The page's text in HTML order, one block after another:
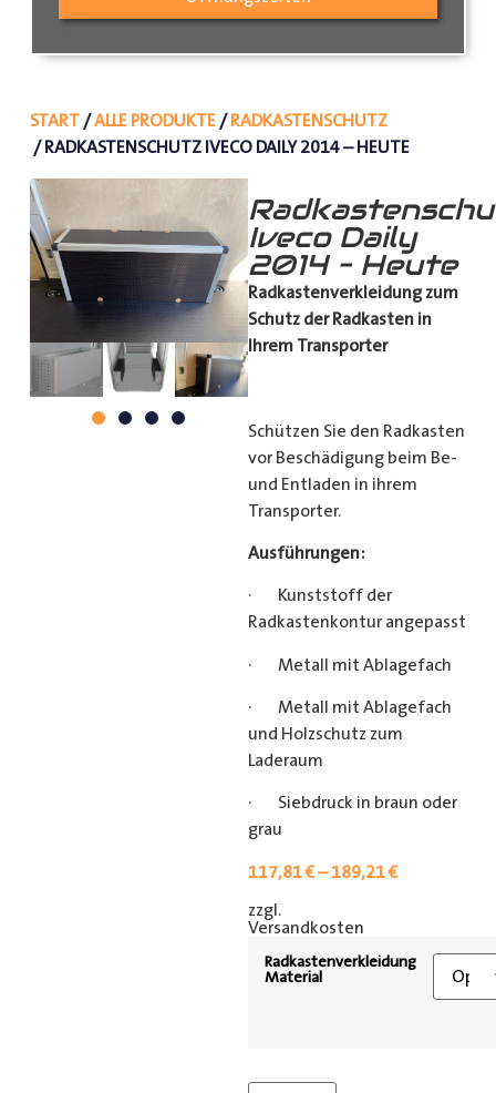
START/ALLE PRODUKTE/RADKASTENSCHUTZ
/ RADKASTENSCHUTZ IVECO DAILY 2014 – HEUTE
Iveco Daily
2014 – Heute
Radkastenverkleidung zum
Schutz der Radkasten in
Ihrem Transporter
Schützen Sie den Radkasten
vor Beschädigung beim Be-
und Entladen in ihrem
Transporter.
Ausführungen:
· Kunststoff der
Radkastenkontur angepasst
· Metall mit Ablagefach
· Metall mit Ablagefach
und Holzschutz zum
Laderaum
· Siebdruck in braun oder
grau
117,81€–189,21€
zzgl.
Versandkosten
Radkastenverkleidung
Material